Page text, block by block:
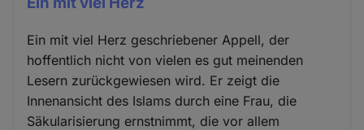
Ein mit viel Herz geschriebener Appell, der
hoffentlich nicht von vielen es gut meinenden
Lesern zurückgewiesen wird. Er zeigt die
Innenansicht des Islams durch eine Frau, die
Säkularisierung ernstnimmt, die vor allem